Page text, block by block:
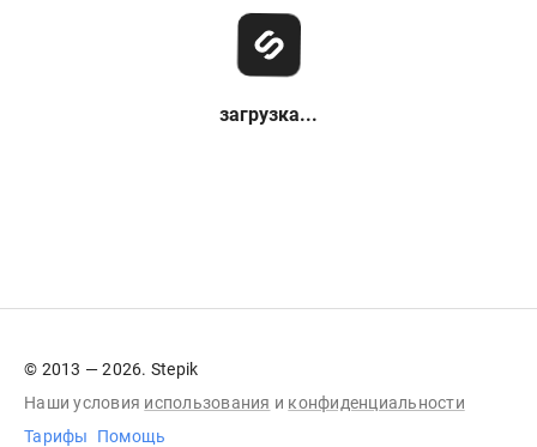
загрузка...
© 2013 — 2026. Stepik
Наши условия использования и конфиденциальности
Тарифы
Помощь